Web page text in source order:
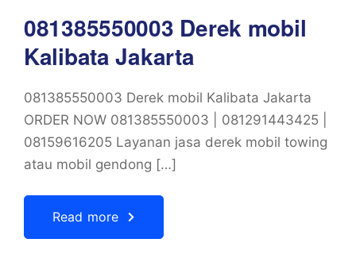
081385550003 Derek mobil
Kalibata Jakarta
081385550003 Derek mobil Kalibata Jakarta
ORDER NOW 081385550003 | 081291443425 |
08159616205 Layanan jasa derek mobil towing
atau mobil gendong […]
Read more